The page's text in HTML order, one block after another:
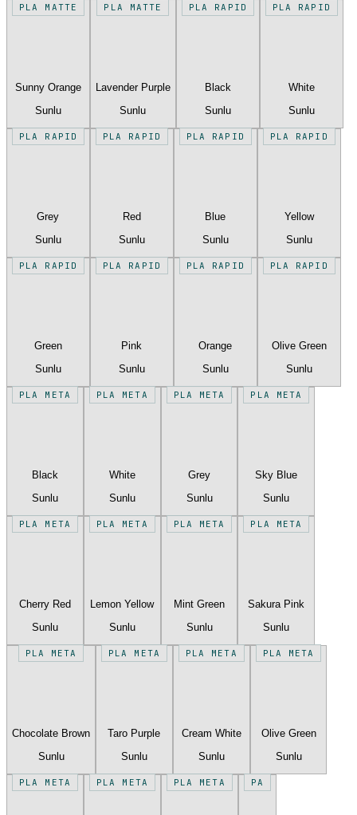
PLA MATTE
Sunny Orange
Sunlu
PLA MATTE
Lavender Purple
Sunlu
PLA RAPID
Black
Sunlu
PLA RAPID
White
Sunlu
PLA RAPID
Grey
Sunlu
PLA RAPID
Red
Sunlu
PLA RAPID
Blue
Sunlu
PLA RAPID
Yellow
Sunlu
PLA RAPID
Green
Sunlu
PLA RAPID
Pink
Sunlu
PLA RAPID
Orange
Sunlu
PLA RAPID
Olive Green
Sunlu
PLA META
Black
Sunlu
PLA META
White
Sunlu
PLA META
Grey
Sunlu
PLA META
Sky Blue
Sunlu
PLA META
Cherry Red
Sunlu
PLA META
Lemon Yellow
Sunlu
PLA META
Mint Green
Sunlu
PLA META
Sakura Pink
Sunlu
PLA META
Chocolate Brown
Sunlu
PLA META
Taro Purple
Sunlu
PLA META
Cream White
Sunlu
PLA META
Olive Green
Sunlu
PLA META PLA META PLA META PA